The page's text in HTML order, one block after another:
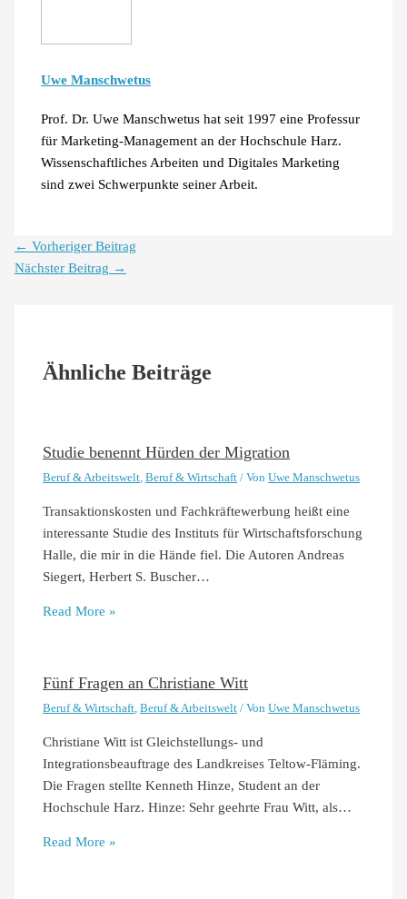
Uwe Manschwetus
Prof. Dr. Uwe Manschwetus hat seit 1997 eine Professur
für Marketing-Management an der Hochschule Harz.
Wissenschaftliches Arbeiten und Digitales Marketing
sind zwei Schwerpunkte seiner Arbeit.
← Vorheriger Beitrag
Nächster Beitrag →
Ähnliche Beiträge
Studie benennt Hürden der Migration
Beruf & Arbeitswelt,Beruf & Wirtschaft / VonUwe Manschwetus
Transaktionskosten und Fachkräftewerbung heißt eine
interessante Studie des Instituts für Wirtschaftsforschung
Halle, die mir in die Hände fiel. Die Autoren Andreas
Siegert, Herbert S. Buscher…
Read More »
Fünf Fragen an Christiane Witt
Beruf & Wirtschaft,Beruf & Arbeitswelt / VonUwe Manschwetus
Christiane Witt ist Gleichstellungs- und
Integrationsbeauftrage des Landkreises Teltow-Fläming.
Die Fragen stellte Kenneth Hinze, Student an der
Hochschule Harz. Hinze: Sehr geehrte Frau Witt, als…
Read More »